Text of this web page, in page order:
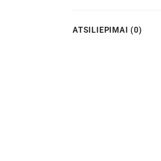
ATSILIEPIMAI (0)